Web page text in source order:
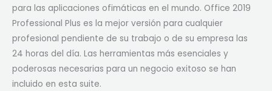
para las aplicaciones ofimáticas en el mundo. Office 2019
Professional Plus es la mejor versión para cualquier
profesional pendiente de su trabajo o de su empresa las
24 horas del día. Las herramientas más esenciales y
poderosas necesarias para un negocio exitoso se han
incluido en esta suite.